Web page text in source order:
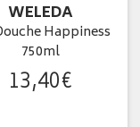
WELEDA
Happiness
750ml
13,40€